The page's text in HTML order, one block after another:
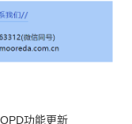
功能更新